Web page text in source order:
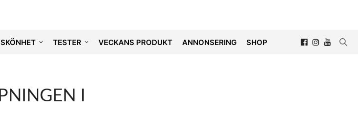
SKÖNHET TESTER VECKANS PRODUKT ANNONSERING SHOP
I